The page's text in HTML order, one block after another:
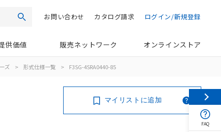
検索 ログイン/新規登録
カタログ請求
お問い合わせ
供価値 販売ネットワーク オンラインストア
ズ > 形式仕様一覧 > F3SG-4SRA0440-85
マイリストに追加
FAQ